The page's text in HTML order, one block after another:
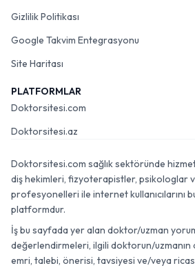
Gizlilik Politikası
Google Takvim Entegrasyonu
Site Haritası
PLATFORMLAR
Doktorsitesi.com
Doktorsitesi.az
Doktorsitesi.com sağlık sektöründe
diş hekimleri, fizyoterapistler, psikologlar
profesyonelleri ile internet kullanıcılarını
platformdur.
İş bu sayfada yer alan doktor/uzman
değerlendirmeleri, ilgili doktorun/uzmanın
emri, talebi, önerisi, tavsiyesi ve/veya ricası